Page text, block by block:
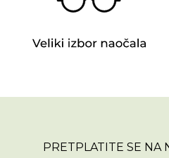
PRETPLATITE SE NA